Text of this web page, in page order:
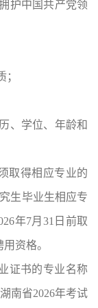
护中国共产党领
、学位、年龄和
取得相应专业的
生毕业生相应专
年7月31日前取
资格。
证书的专业名称
南省2026年考试